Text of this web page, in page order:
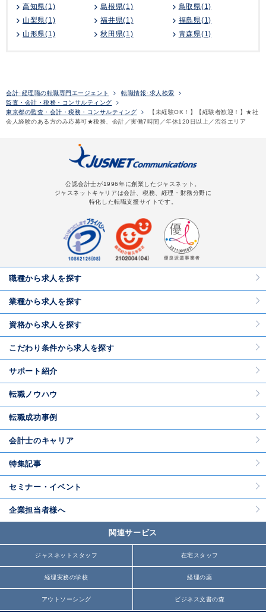
高知県(1)
島根県(1)
鳥取県(1)
山梨県(1)
福井県(1)
福島県(1)
山形県(1)
秋田県(1) 青森県(1)
会計･経理職の転職専門エージェント
転職情報･求人検索
監査・会計・税務・コンサルティング
東京都の監査・会計・税務・コンサルティング
【未経験OK！】【経験者歓迎！】★社
会人経験のある方のみ応募可★税務、会計／実働7時間／年休120日以上／渋谷エリア
公認会計士が1996年に創業したジャスネット。
ジャスネットキャリアは会計、税務、経理・財務分野に
特化した転職支援サイトです。
職種から求人を探す
業種から求人を探す
資格から求人を探す
こだわり条件から求人を探す
サポート紹介
転職ノウハウ
転職成功事例
会計士のキャリア
特集記事
セミナー・イベント
企業担当者様へ
関連サービス
ジャスネットスタッフ 在宅スタッフ
経理実務の学校 経理の薬
アウトソーシング ビジネス文書の森